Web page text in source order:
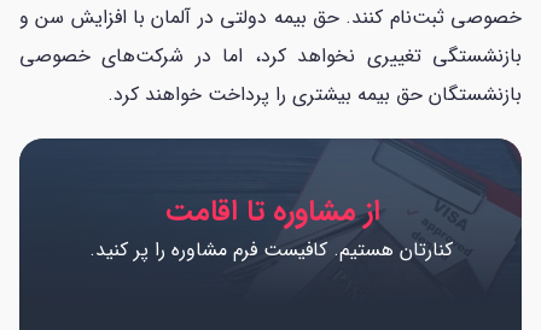
خصوصی ثبت‌نام کنند. حق بیمه دولتی در آلمان با افزایش سن و
بازنشستگی تغییری نخواهد کرد، اما در شرکت‌های خصوصی
بازنشستگان حق بیمه بیشتری را پرداخت خواهند کرد.
از مشاوره تا اقامت
کنارتان هستیم. کافیست فرم مشاوره را پر کنید.